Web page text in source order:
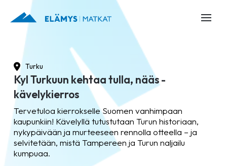
Turku
Kyl Turkuun kehtaa tulla, nääs -
kävelykierros
Tervetuloa kierrokselle Suomen vanhimpaan
kaupunkiin! Kävelyllä tutustutaan Turun historiaan,
nykypäivään ja murteeseen rennolla otteella – ja
selvitetään, mistä Tampereen ja Turun naljailu
kumpuaa.